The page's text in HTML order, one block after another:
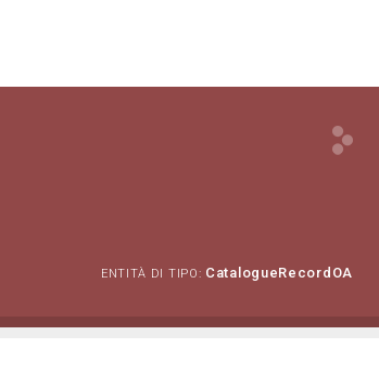
ENTITÀ DI TIPO: CatalogueRecordOA